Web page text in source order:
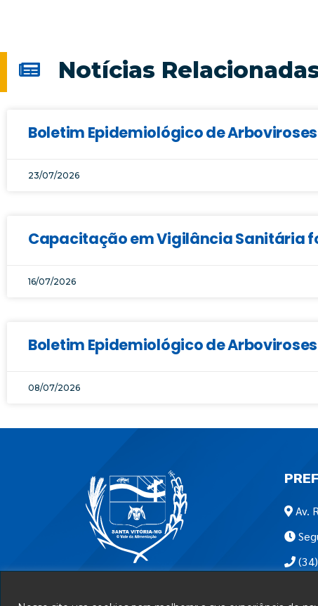
Notícias
Boletim Epidemiológico de
23/07/2026
Capacitação em Vigilância Sanitária
16/07/2026
Boletim Epidemiológico de
08/07/2026
Av.